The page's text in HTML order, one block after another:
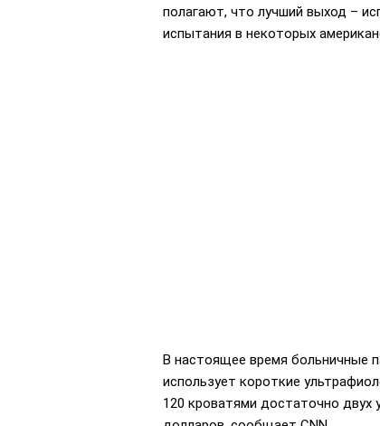
полагают, что лучший выход –
испытания в некоторых
В настоящее время больничные
использует короткие
120 кроватями достаточно